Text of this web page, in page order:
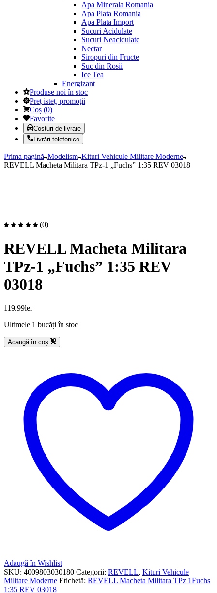
Apa Minerala Romania
Apa Plata Romania
Apa Plata Import
Sucuri Acidulate
Sucuri Neacidulate
Nectar
Siropuri din Fructe
Suc din Rosii
Ice Tea
Energizant
Produse noi în stoc
Preț isteț, promoții
Coș (0)
Favorite
Costuri de livrare
Livrări telefonice
Prima pagină Modelism Kituri Vehicule Militare Moderne
REVELL Macheta Militara TPz-1 „Fuchs” 1:35 REV 03018
(0)
REVELL Macheta Militara
TPz-1 „Fuchs” 1:35 REV
03018
119.99lei
Ultimele 1 bucăți în stoc
Adaugă în coș
Adaugă în Wishlist
SKU: 4009803030180 Categorii: REVELL, Kituri Vehicule
Militare Moderne Etichetă: REVELL Macheta Militara TPz 1Fuchs
1:35 REV 03018